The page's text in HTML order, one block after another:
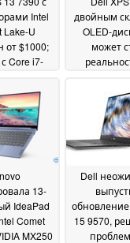
Intel
Lake-U
от $1000;
Core i7-
27 September
двойным
OLED-
может
23
2019
13-
IdeaPad
Comet
MX250
Dell
обновление
15 9570,